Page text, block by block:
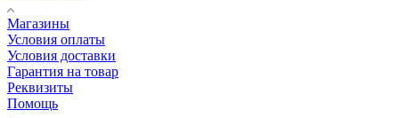
Магазины
Условия оплаты
Условия доставки
Гарантия на товар
Реквизиты
Помощь